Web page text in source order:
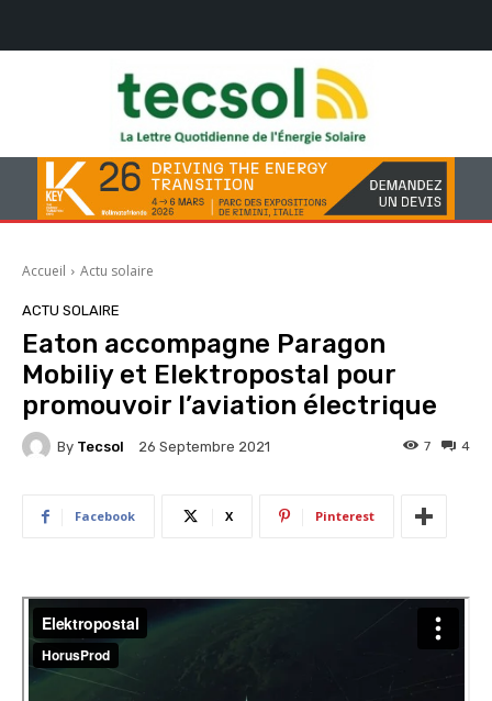
Accueil Actu solaire
ACTU SOLAIRE
Eaton accompagne Paragon
Mobiliy et Elektropostal pour
promouvoir l’aviation électrique
By Tecsol 26 Septembre 2021 4
7
Facebook X Pinterest